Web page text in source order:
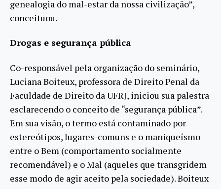
genealogia do mal-estar da nossa civilização”,
conceituou.
Drogas e segurança pública
Co-responsável pela organização do seminário,
Luciana Boiteux, professora de Direito Penal da
Faculdade de Direito da UFRJ, iniciou sua palestra
esclarecendo o conceito de “segurança pública”.
Em sua visão, o termo está contaminado por
estereótipos, lugares-comuns e o maniqueísmo
entre o Bem (comportamento socialmente
recomendável) e o Mal (aqueles que transgridem
esse modo de agir aceito pela sociedade). Boiteux